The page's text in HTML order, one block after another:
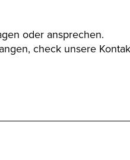
oder ansprechen.
check unsere